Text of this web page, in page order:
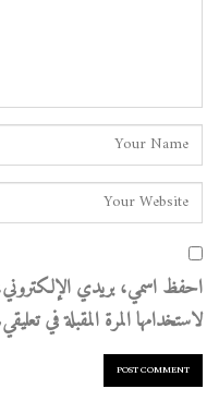
احفظ اسمي، بريدي
لاستخدامها المرة المقبلة في